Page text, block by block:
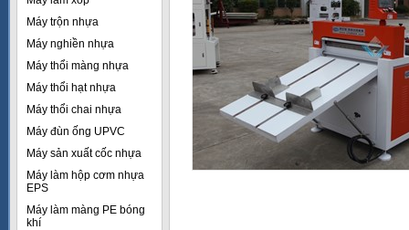
Máy trộn nhựa
Máy nghiền nhựa
Máy thổi màng nhựa
Máy thổi hạt nhựa
Máy thổi chai nhựa
Máy đùn ống UPVC
Máy sản xuất cốc nhựa
Máy làm hộp cơm nhựa
EPS
Máy làm màng PE bóng
khí